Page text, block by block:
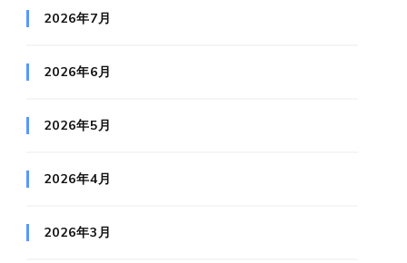
2026年7月
2026年6月
2026年5月
2026年4月
2026年3月